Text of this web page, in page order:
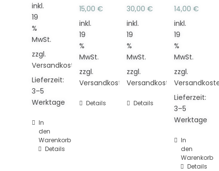
inkl.
19
%
MwSt.
zzgl.
Versandkosten
Lieferzeit:
3–5
Werktage
In
den
Warenkorb
Details
15,00 €
inkl.
19
%
MwSt.
zzgl.
Versandkosten
Details
30,00 €
inkl.
19
%
MwSt.
zzgl.
Versandkosten
Details
14,00 €
inkl.
19
%
MwSt.
zzgl.
Lieferzeit:
3–5
Werktage
In
den
Warenkorb
Details